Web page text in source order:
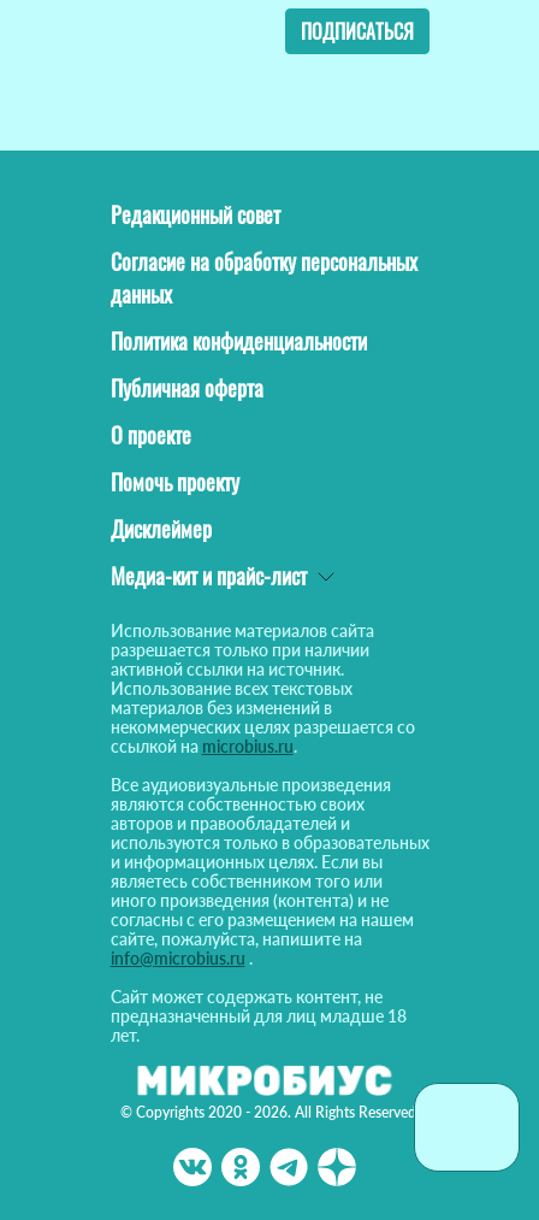
ПОДПИСАТЬСЯ
© Copyrights 2020 - 2026. All Rights Reserved!
Редакционный совет
Согласие на обработку персональных
данных
Политика конфиденциальности
Публичная оферта
О проекте
Помочь проекту
Дисклеймер
Медиа-кит и прайс-лист
Использование материалов сайта
разрешается только при наличии
активной ссылки на источник.
Использование всех текстовых
материалов без изменений в
некоммерческих целях разрешается со
ссылкой на microbius.ru.
Все аудиовизуальные произведения
являются собственностью своих
авторов и правообладателей и
используются только в образовательных
и информационных целях. Если вы
являетесь собственником того или
иного произведения (контента) и не
согласны с его размещением на нашем
сайте, пожалуйста, напишите на
info@microbius.ru .
Сайт может содержать контент, не
предназначенный для лиц младше 18
лет.